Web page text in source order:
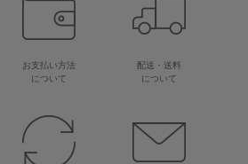
お支払い方法
について
配送・送料
について